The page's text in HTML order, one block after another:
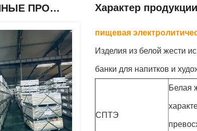
РОДСТВЕННЫЕ ПРОДУКТЫ Характер продукции
пищевая
Изделия из белой жести
банки для напитков и
СПТЭ
Белая